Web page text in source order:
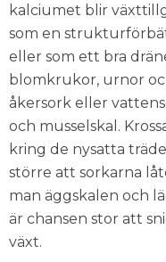
kalciumet blir
som en
eller som ett bra
blomkrukor, urnor
åkersork eller
och musselskal.
kring de nysatta
större att sorkarna
man äggskalen och
är chansen stor att
växt.